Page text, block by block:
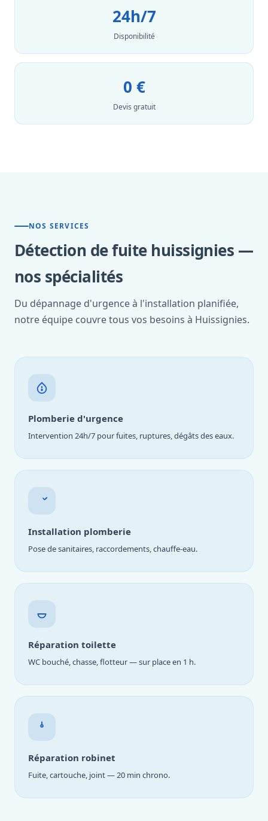
24h/7
Disponibilité
0 €
Devis gratuit
NOS SERVICES
Détection de fuite huissignies —
nos spécialités
Du dépannage d'urgence à l'installation planifiée,
notre équipe couvre tous vos besoins à Huissignies.
Plomberie d'urgence
Intervention 24h/7 pour fuites, ruptures, dégâts des eaux.
Installation plomberie
Pose de sanitaires, raccordements, chauffe-eau.
Réparation toilette
WC bouché, chasse, flotteur — sur place en 1 h.
Réparation robinet
Fuite, cartouche, joint — 20 min chrono.